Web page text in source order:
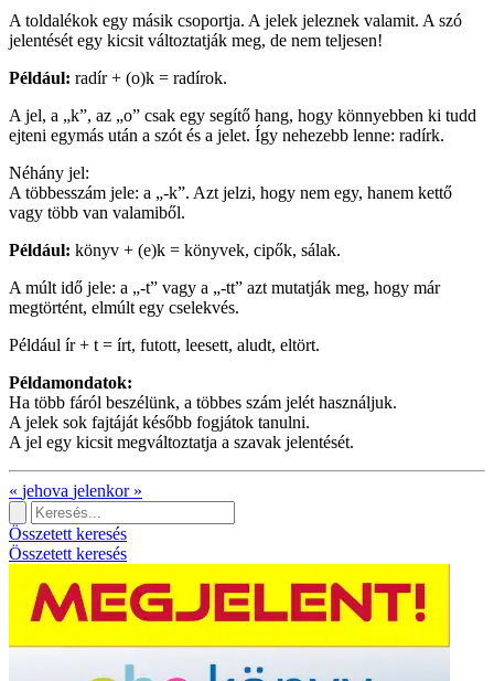
A toldalékok egy másik csoportja. A jelek jeleznek valamit. A szó
jelentését egy kicsit változtatják meg, de nem teljesen!
Például: radír + (o)k = radírok.
A jel, a „k”, az „o” csak egy segítő hang, hogy könnyebben ki tudd
ejteni egymás után a szót és a jelet. Így nehezebb lenne: radírk.
Néhány jel:
A többesszám jele: a „-k”. Azt jelzi, hogy nem egy, hanem kettő
vagy több van valamiből.
Például: könyv + (e)k = könyvek, cipők, sálak.
A múlt idő jele: a „-t” vagy a „-tt” azt mutatják meg, hogy már
megtörtént, elmúlt egy cselekvés.
Például ír + t = írt, futott, leesett, aludt, eltört.
Példamondatok:
Ha több fáról beszélünk, a többes szám jelét használjuk.
A jelek sok fajtáját később fogjátok tanulni.
A jel egy kicsit megváltoztatja a szavak jelentését.
« jehova jelenkor»
Összetett keresés
Összetett keresés